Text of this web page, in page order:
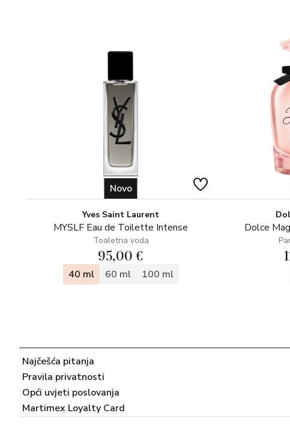
Novo
Yves Saint Laurent
MYSLF Eau de Toilette Intense
Toaletna voda
95,00 €
40 ml 60 ml 100 ml
Dolce
Najčešća pitanja
Pravila privatnosti
Opći uvjeti poslovanja
Martimex Loyalty Card